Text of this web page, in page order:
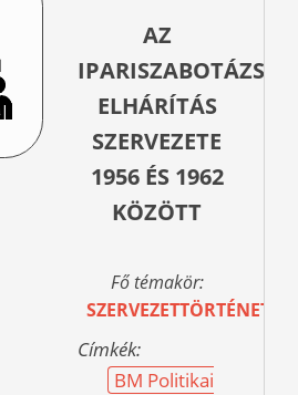
AZ
IPARISZABOTÁZS-
ELHÁRÍTÁS
SZERVEZETE
1956 ÉS 1962
KÖZÖTT
Fő témakör:
SZERVEZETTÖRTÉNET
Címkék:
BM Politikai